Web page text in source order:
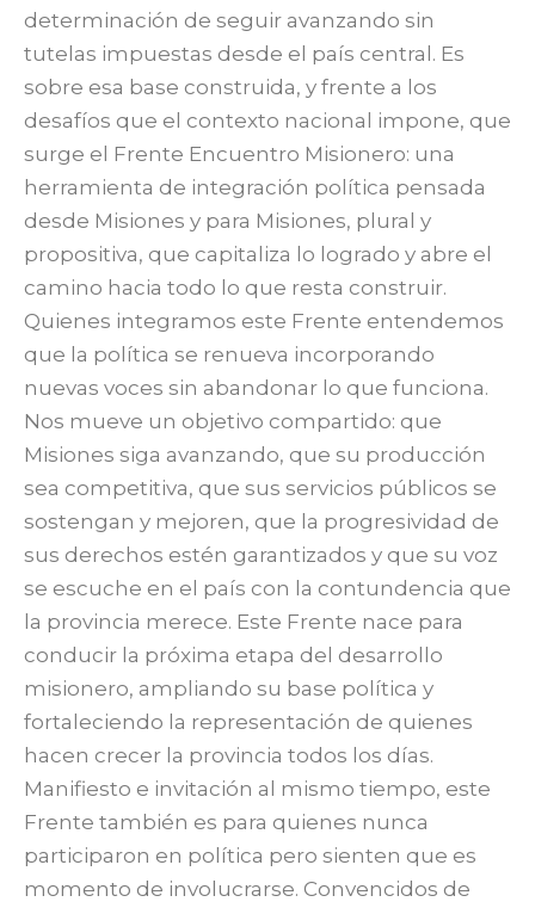
determinación de seguir avanzando sin
tutelas impuestas desde el país central. Es
sobre esa base construida, y frente a los
desafíos que el contexto nacional impone, que
surge el Frente Encuentro Misionero: una
herramienta de integración política pensada
desde Misiones y para Misiones, plural y
propositiva, que capitaliza lo logrado y abre el
camino hacia todo lo que resta construir.
Quienes integramos este Frente entendemos
que la política se renueva incorporando
nuevas voces sin abandonar lo que funciona.
Nos mueve un objetivo compartido: que
Misiones siga avanzando, que su producción
sea competitiva, que sus servicios públicos se
sostengan y mejoren, que la progresividad de
sus derechos estén garantizados y que su voz
se escuche en el país con la contundencia que
la provincia merece. Este Frente nace para
conducir la próxima etapa del desarrollo
misionero, ampliando su base política y
fortaleciendo la representación de quienes
hacen crecer la provincia todos los días.
Manifiesto e invitación al mismo tiempo, este
Frente también es para quienes nunca
participaron en política pero sienten que es
momento de involucrarse. Convencidos de